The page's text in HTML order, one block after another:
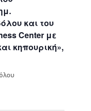
και του
Center με
κηπουρική»,